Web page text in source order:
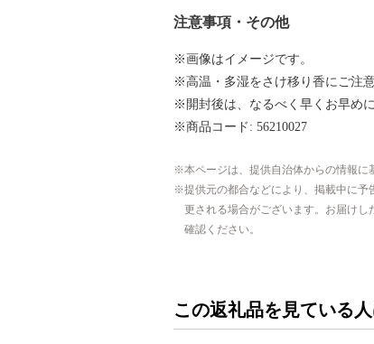
注意事項・その他
※画像はイメージです。
※高温・多湿をさけ移り香にご注意
※開封後は、なるべく早くお早め
※商品コード: 56210027
本ページは、提供自治体からの情報に
提供元の都合などにより、掲載中に
更される場合がございます。お届け
確認ください。
この返礼品を見ている